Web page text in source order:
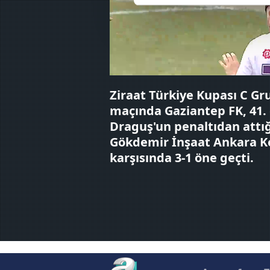
Sizlere daha iyi bir hizmet
çerezler vasıtasıyla çeşitli
amacıyla kullanılmaktadır.
reklam/pazarlama
Çerezlere ilişkin tercihlerinizi
butonuna tıklayabilir,Çerez
6698 sayılı Kişisel Verilerin
mevzuata uygun olarak
Ziraat Türkiye Kupası C
maçında Gaziantep FK,
Draguş'un penaltıdan
Gökdemir İnşaat Ankara
karşısında 3-1 öne geçti.